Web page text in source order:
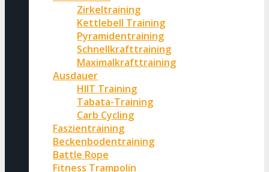
Zirkeltraining
Kettlebell Training
Pyramidentraining
Schnellkrafttraining
Maximalkrafttraining
Ausdauer
HIIT Training
Tabata-Training
Carb Cycling
Faszientraining
Beckenbodentraining
Battle Rope
Fitness Trampolin